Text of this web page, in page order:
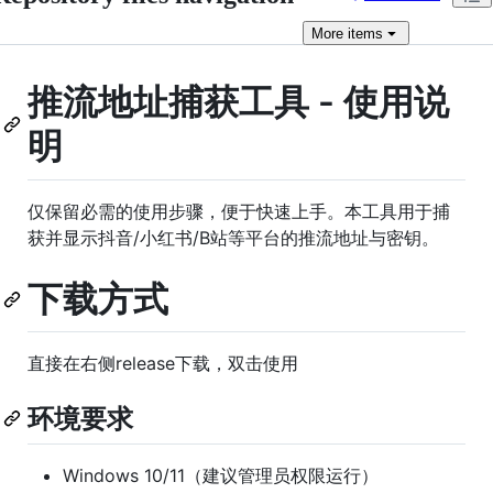
More items
推流地址捕获工具 - 使用说
明
仅保留必需的使用步骤，便于快速上手。本工具用于捕
获并显示抖音/小红书/B站等平台的推流地址与密钥。
下载方式
直接在右侧release下载，双击使用
环境要求
Windows 10/11（建议管理员权限运行）